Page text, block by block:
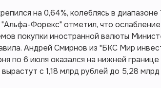
на 0,64%, колеблясь в диапазоне
Форекс" отметил, что
покупки иностранной валюты
Андрей Смирнов из "БКС Мир
по 6 июля оказался на нижней
с 1,18 млрд рублей до 5,28